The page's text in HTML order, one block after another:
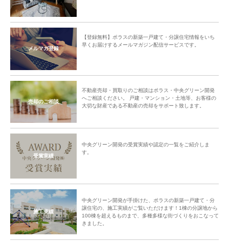
メルマガ登録
【登録無料】ポラスの新築一戸建て・分譲住宅情報をいち
早くお届けするメールマガジン配信サービスです。
売却のご相談
不動産売却・買取りのご相談はポラス・中央グリーン開発
へご相談ください。 戸建・マンション・土地等、お客様の
大切な財産である不動産の売却をサポート致します。
受賞実績
中央グリーン開発の受賞実績や認定の一覧をご紹介しま
す。
施工実績
中央グリーン開発が手掛けた、ポラスの新築一戸建て・分
譲住宅の、施工実績がご覧いただけます！1棟の分譲地から
100棟を超えるものまで、多種多様な街づくりをおこなって
きました。